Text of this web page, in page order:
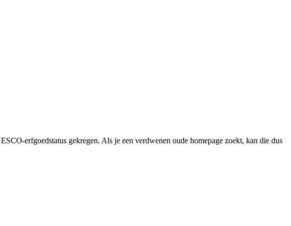
erfgoedstatus gekregen. Als je een verdwenen oude homepage zoekt, kan die dus